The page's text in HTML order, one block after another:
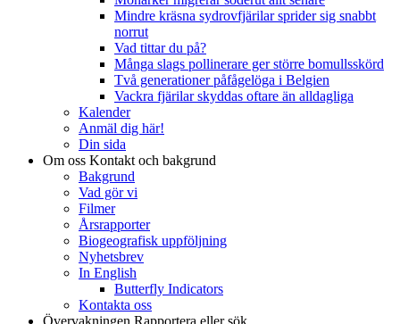
Mindre kräsna sydrovfjärilar sprider sig snabbt
norrut
Vad tittar du på?
Många slags pollinerare ger större bomullsskörd
Två generationer påfågelöga i Belgien
Vackra fjärilar skyddas oftare än alldagliga
Kalender
Anmäl dig här!
Din sida
Om oss Kontakt och bakgrund
Bakgrund
Vad gör vi
Filmer
Årsrapporter
Biogeografisk uppföljning
Nyhetsbrev
In English
Butterfly Indicators
Kontakta oss
Övervakningen Rapportera eller sök